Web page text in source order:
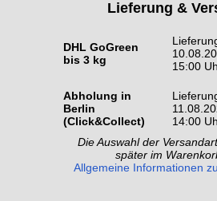
Lieferung &
DHL GoGreen
bis 3 kg
15:00
Abholung in
Berlin
(Click&Collect)
14:00
Die Auswahl der
später im
Allgemeine Informationen